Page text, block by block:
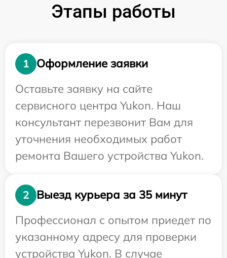
Этапы работы
1
Оформление заявки
Оставьте заявку на сайте
сервисного центра Yukon. Наш
консультант перезвонит Вам для
уточнения необходимых работ
ремонта Вашего устройства Yukon.
2
Выезд курьера за 35 минут
Профессионал с опытом приедет по
указанному адресу для проверки
устройства Yukon. В случае